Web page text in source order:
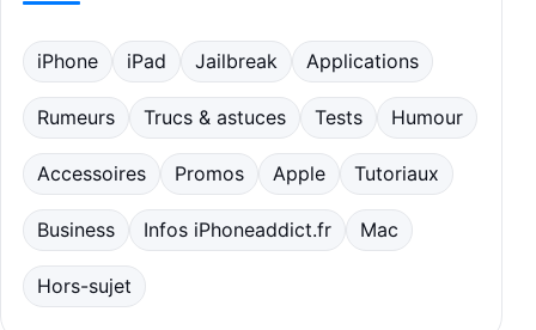
iPhone iPad Jailbreak Applications
Rumeurs Trucs & astuces Tests Humour
Accessoires Promos Apple Tutoriaux
Business Infos iPhoneaddict.fr Mac
Hors-sujet